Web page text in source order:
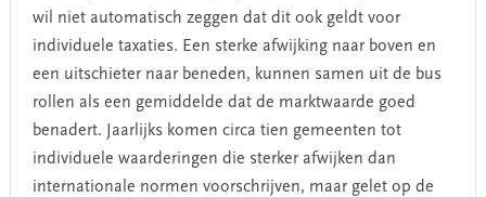
wil niet automatisch zeggen dat dit ook geldt voor
individuele taxaties. Een sterke afwijking naar boven en
een uitschieter naar beneden, kunnen samen uit de bus
rollen als een gemiddelde dat de marktwaarde goed
benadert. Jaarlijks komen circa tien gemeenten tot
individuele waarderingen die sterker afwijken dan
internationale normen voorschrijven, maar gelet op de